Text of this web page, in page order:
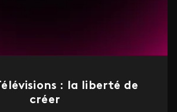
: la liberté de
créer